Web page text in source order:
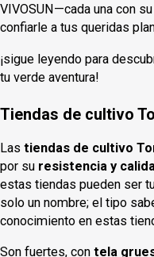
VIVOSUN—cada una con
confiarle a tus queridas
¡sigue leyendo para
tu verde aventura!
Tiendas de cultivo
Las tiendas de cultivo
por su resistencia y
estas tiendas pueden ser
solo un nombre; el tipo
conocimiento en estas
Son fuertes, con tela